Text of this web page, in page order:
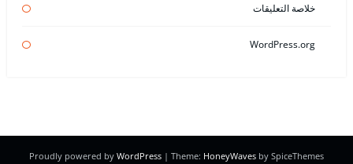
خلاصة التعليقات
WordPress.org
Proudly powered by WordPress | Theme: HoneyWaves by SpiceThemes